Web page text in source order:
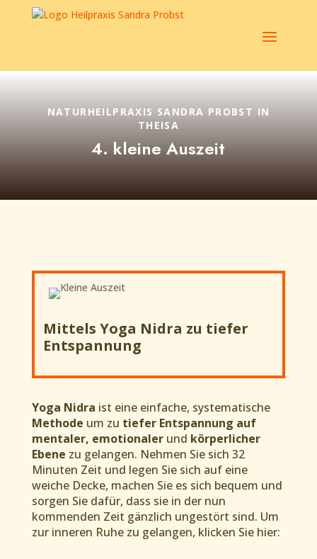
NATURHEILPRAXIS SANDRA PROBST IN
THEISA
4. kleine Auszeit
Mittels Yoga Nidra zu tiefer
Entspannung
Yoga Nidra ist eine einfache, systematische
Methode um zu tiefer Entspannung auf
mentaler, emotionalerund körperlicher
Ebene zu gelangen. Nehmen Sie sich 32
Minuten Zeit und legen Sie sich auf eine
weiche Decke, machen Sie es sich bequem und
sorgen Sie dafür, dass sie in der nun
kommenden Zeit gänzlich ungestört sind. Um
zur inneren Ruhe zu gelangen, klicken Sie hier: